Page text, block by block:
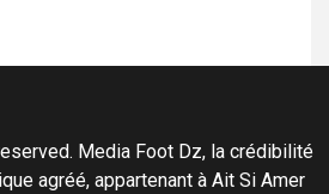
Media Foot Dz, la crédibilité
agréé, appartenant à Ait Si Amer